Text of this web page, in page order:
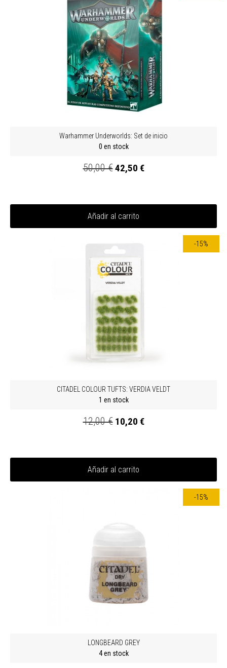
Warhammer Underworlds: Set de inicio
0 en stock
50,00 €42,50 €
Añadir al carrito
-15%
CITADEL COLOUR TUFTS: VERDIA VELDT
1 en stock
12,00 € 10,20 €
Añadir al carrito
-15%
LONGBEARD GREY
4 en stock